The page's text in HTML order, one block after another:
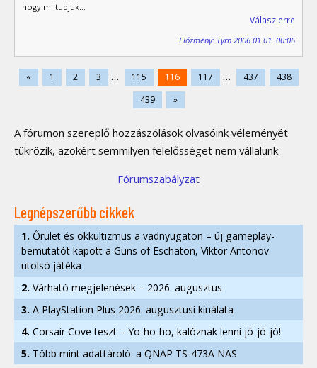
hogy mi tudjuk...
Válasz erre
Előzmény: Tyrn 2006.01.01. 00:06
« 1 2 3 ... 115 116 117 ... 437
438
439
»
A fórumon szereplő hozzászólások olvasóink véleményét
tükrözik, azokért semmilyen felelősséget nem vállalunk.
Fórumszabályzat
Legnépszerűbb cikkek
1. Őrület és okkultizmus a vadnyugaton – új gameplay-
bemutatót kapott a Guns of Eschaton, Viktor Antonov
utolsó játéka
2. Várható megjelenések – 2026. augusztus
3. A PlayStation Plus 2026. augusztusi kínálata
4. Corsair Cove teszt – Yo-ho-ho, kalóznak lenni jó-jó-jó!
5. Több mint adattároló: a QNAP TS-473A NAS